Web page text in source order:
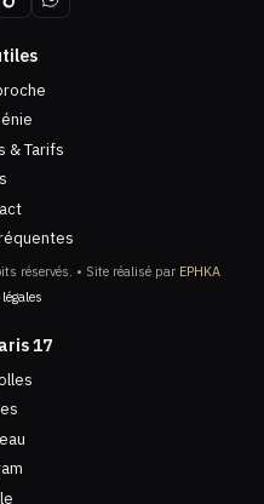
& Tarifs
réservés. • Site réalisé par EPHKA
17